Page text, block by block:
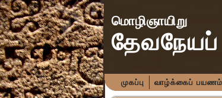
மொழிஞாயிறு
முகப்பு வாழ்க்கைப் பயணம்